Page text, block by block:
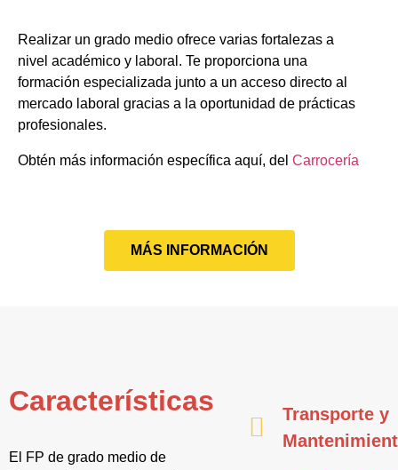
Realizar un grado medio ofrece varias fortalezas a
nivel académico y laboral. Te proporciona una
formación especializada junto a un acceso directo al
mercado laboral gracias a la oportunidad de prácticas
profesionales.
Obtén más información específica aquí, del Carrocería
MÁS INFORMACIÓN
Características
El FP de grado medio de
Transporte y